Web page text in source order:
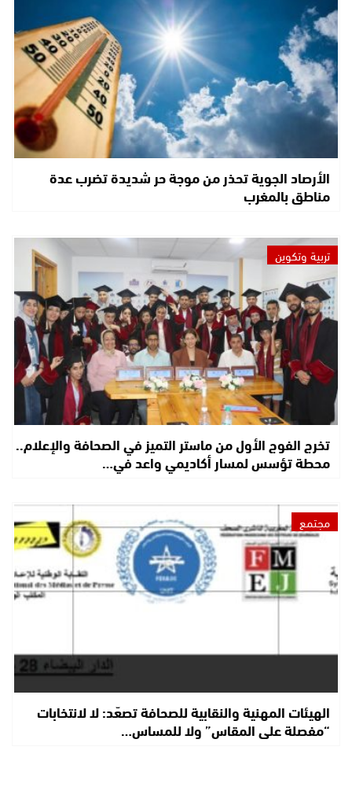
الأرصاد الجوية تحذر من موجة حر شديدة تضرب عدة
مناطق بالمغرب
تربية وتكوين
تخرج الفوج الأول من ماستر التميز في الصحافة والإعلام..
محطة تؤسس لمسار أكاديمي واعد في…
مجتمع
الهيئات المهنية والنقابية للصحافة تصعّد: لا لانتخابات
“مفصلة على المقاس” ولا للمساس…